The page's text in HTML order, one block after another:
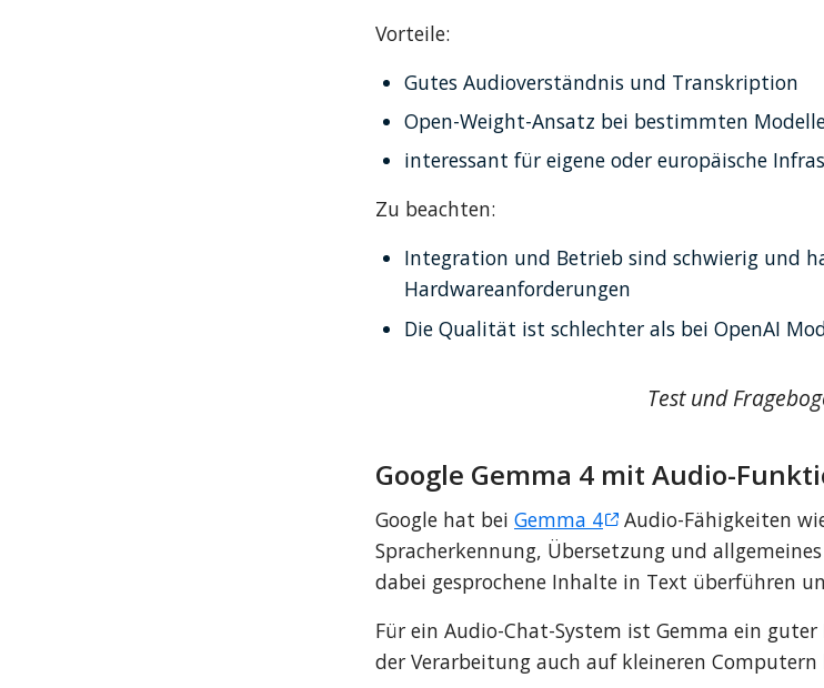
Vorteile:
Gutes Audioverständnis und Transkription
Open-Weight-Ansatz bei bestimmten
interessant für eigene oder europäische
Zu beachten:
Integration und Betrieb sind schwierig und
Hardwareanforderungen
Die Qualität ist schlechter als bei OpenAI
Test und
Google Gemma 4 mit Audio-
Google hat bei Gemma 4
Audio-Fähigkeiten
Spracherkennung, Übersetzung und
dabei gesprochene Inhalte in Text überführen
Für ein Audio-Chat-System ist Gemma ein
der Verarbeitung auch auf kleineren Computern